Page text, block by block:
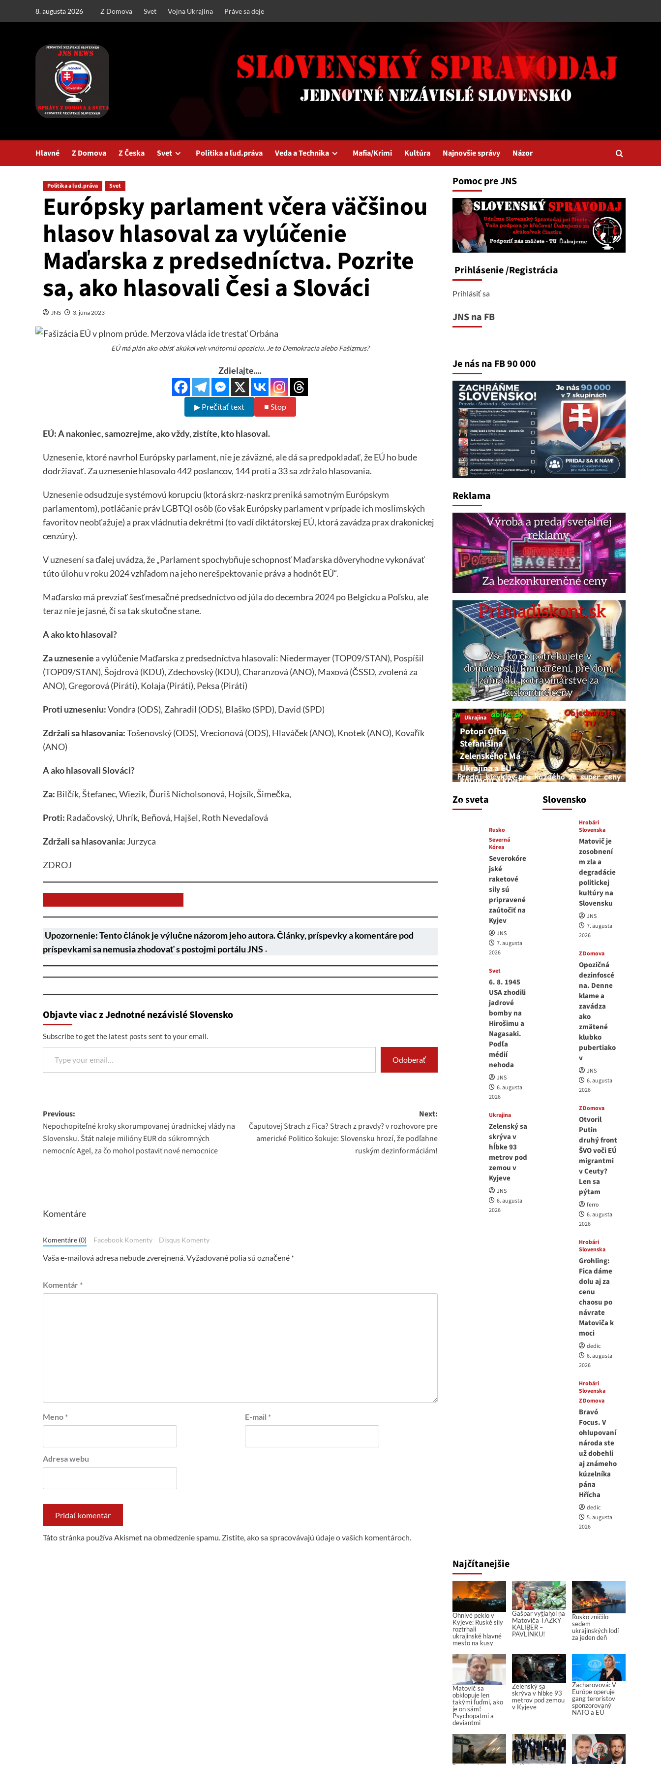
8. augusta 2026 Z Domova Svet Vojna Ukrajina Práve sa deje
Hlavné Z Domova Z Česka Svet Politika a ľud.práva Veda a Technika Mafia/Krimi Kultúra Najnovšie správy Názor
Politika a ľud.práva Svet
Európsky parlament včera väčšinou
hlasov hlasoval za vylúčenie
Maďarska z predsedníctva. Pozrite
sa, ako hlasovali Česi a Slováci
JNS 3. júna 2023
EÚ má plán ako obísť akúkoľvek vnútornú opozíciu. Je to Demokracia alebo Fašizmus?
Zdielajte....
▶ Prečítať text ■ Stop
EÚ: A nakoniec, samozrejme, ako vždy, zistíte, kto hlasoval.
Uznesenie, ktoré navrhol Európsky parlament, nie je záväzné, ale dá sa predpokladať, že EÚ ho bude
dodržiavať. Za uznesenie hlasovalo 442 poslancov, 144 proti a 33 sa zdržalo hlasovania.
Uznesenie odsudzuje systémovú korupciu (ktorá skrz-naskrz preniká samotným Európskym
parlamentom), potláčanie práv LGBTQI osôb (čo však Európsky parlament v prípade ich moslimských
favoritov neobťažuje) a prax vládnutia dekrétmi (to vadí diktátorskej EÚ, ktorá zavádza prax drakonickej
cenzúry).
V uznesení sa ďalej uvádza, že „Parlament spochybňuje schopnosť Maďarska dôveryhodne vykonávať
túto úlohu v roku 2024 vzhľadom na jeho nerešpektovanie práva a hodnôt EÚ“.
Maďarsko má prevziať šesťmesačné predsedníctvo od júla do decembra 2024 po Belgicku a Poľsku, ale
teraz nie je jasné, či sa tak skutočne stane.
A ako kto hlasoval?
Za uzneseniea vylúčenie Maďarska z predsedníctva hlasovali: Niedermayer (TOP09/STAN), Pospíšil
(TOP09/STAN), Šojdrová (KDU), Zdechovský (KDU), Charanzová (ANO), Maxová (ČSSD, zvolená za
ANO), Gregorová (Piráti), Kolaja (Piráti), Peksa (Piráti)
Proti uzneseniu:Vondra (ODS), Zahradil (ODS), Blaško (SPD), David (SPD)
Zdržali sa hlasovania:Tošenovský (ODS), Vrecionová (ODS), Hlaváček (ANO), Knotek (ANO), Kovařík
(ANO)
A ako hlasovali Slováci?
Za: Bilčík, Štefanec, Wiezik, Ďuriš Nicholsonová, Hojsík, Šimečka,
Proti: Radačovský, Uhrík, Beňová, Hajšel, Roth Nevedaľová
Zdržali sa hlasovania:Jurzyca
ZDROJ
Upozornenie: Tento článok je výlučne názorom jeho autora. Články, príspevky a komentáre pod
príspevkami sa nemusia zhodovať s postojmi portálu JNS .
Objavte viac z Jednotné nezávislé Slovensko
Subscribe to get the latest posts sent to your email.
Type your email…
Odoberať
Post
navigation
Previous:
Nepochopiteľné kroky skorumpovanej úradnickej vlády na
Slovensku. Štát naleje milióny EUR do súkromných
nemocníc Agel, za čo mohol postaviť nové nemocnice
Next:
Čaputovej Strach z Fica? Strach z pravdy? v rozhovore pre
americké Politico šokuje: Slovensku hrozí, že podľahne
ruským dezinformáciám!
Komentáre
Komentáre (0) Facebook Komenty Disqus Komenty
Vaša e-mailová adresa nebude zverejnená.Vyžadované polia sú označené *
Komentár *
Meno * E-mail *
Adresa webu
Táto stránka používa Akismet na obmedzenie spamu. Zistite, ako sa spracovávajú údaje o vašich komentároch.
Pomoc pre JNS
Prihlásenie/Registrácia
Prihlásiť sa
JNS na FB
Je nás na FB 90 000
Reklama
Zo sveta
Ukrajina
Potopí Oľha
Stefanišina
Zelenského? Má
Ukrajina a EU
korupciu v krvi?
7. augusta 2026
Rusko
Severná
Kórea
Severokóre
jské
raketové
sily sú
pripravené
zaútočiť na
Kyjev
JNS
7. augusta
2026
Svet
6. 8. 1945
USA zhodili
jadrové
bomby na
Hirošimu a
Nagasaki.
Podľa
médií
nehoda
JNS
6. augusta
2026
Ukrajina
Zelenský sa
skrýva v
hĺbke 93
metrov pod
zemou v
Kyjeve
JNS
6. augusta
2026
Slovensko
Hrobári
Slovenska
Matovič je
zosobnení
m zla a
degradácie
politickej
kultúry na
Slovensku
JNS
7. augusta
2026
Z Domova
Opozičná
dezinfoscé
na. Denne
klame a
zavádza
ako
zmätené
klubko
pubertiako
v
JNS
6. augusta
2026
Z Domova
Otvoril
Putin
druhý front
ŠVO voči EÚ
migrantmi
v Ceuty?
Len sa
pýtam
ferro
6. augusta
2026
Hrobári
Slovenska
Grohling:
Fica dáme
dolu aj za
cenu
chaosu po
návrate
Matoviča k
moci
dedic
6. augusta
2026
Hrobári
Slovenska
Z Domova
Bravó
Focus. V
ohlupovaní
národa ste
už dobehli
aj známeho
kúzelníka
pána
Hřícha
dedic
5. augusta
2026
Najčítanejšie
Ohnivé peklo v
Kyjeve: Ruské sily
roztrhali
ukrajinské hlavné
mesto na kusy
Gašpar vytiahol na
Matoviča ŤAŽKÝ
KALIBER –
PAVLÍNKU!
Rusko zničilo
sedem
ukrajinských lodí
za jeden deň
Matovič sa
obklopuje len
takými ľuďmi, ako
je on sám!
Psychopatmi a
deviantmi
Zelenský sa
skrýva v hĺbke 93
metrov pod zemou
v Kyjeve
Zacharovová: V
Európe operuje
gang teroristov
sponzorovaný
NATO a EÚ